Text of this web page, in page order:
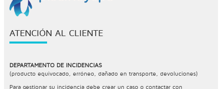
ATENCIÓN AL CLIENTE
DEPARTAMENTO DE INCIDENCIAS
(producto equivocado, erróneo, dañado en transporte, devoluciones)
Para gestionar su incidencia debe crear un caso o contactar con